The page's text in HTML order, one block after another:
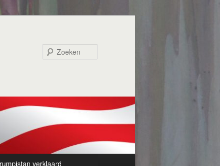
verklaard